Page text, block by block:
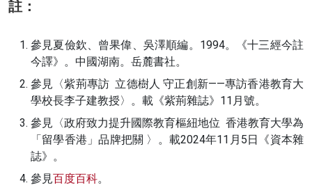
註：
參見夏儉欽、曾果偉、吳澤順編。1994。《十三經今註
今譯》。中國湖南。岳麓書社。
參見〈紫荊專訪 立德樹人 守正創新——專訪香港教育大
學校長李子建教授〉。載《紫荊雜誌》11月號。
參見〈政府致力提升國際教育樞紐地位 香港教育大學為
「留學香港」品牌把關 〉。載2024年11月5日《資本雜
誌》。
參見百度百科。